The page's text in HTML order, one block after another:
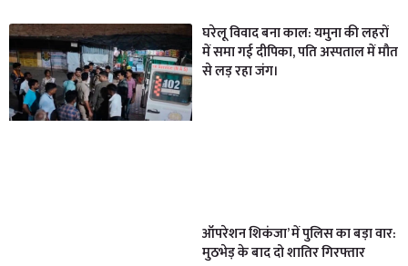
घरेलू विवाद बना काल: यमुना की लहरों
में समा गई दीपिका, पति अस्पताल में मौत
से लड़ रहा जंग।
ऑपरेशन शिकंजा’ में पुलिस का बड़ा वार:
मुठभेड़ के बाद दो शातिर गिरफ्तार